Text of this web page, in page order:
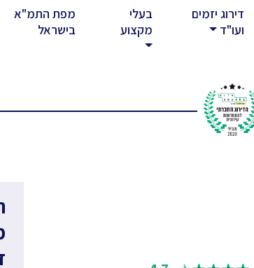
מפת התמ"א
בישראל
בעלי
מקצוע
דירוג יזמים
ועו"ד